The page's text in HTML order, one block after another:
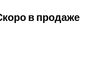
в продаже